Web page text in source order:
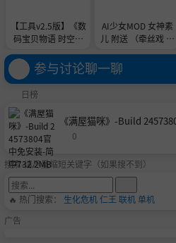
【工具v2.5版】《数
码宝贝物语 时空异
n Story Time Stran
ger HYPERVISOR》
-Build 21891774官
中免安装-简中31.1G
B
AI少女MOD 女神素
儿 附送 （牵丝戏 舞
参与讨论聊一聊
日榜
《满屋猫咪》-Build
0
搜索-请尽量缩短关键字（如果搜不到）
🔥 热门搜索： 生化危机仁王 联机单机
广告